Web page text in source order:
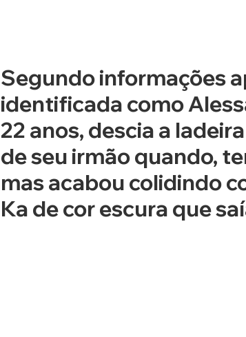
Segundo informações
identificada como
22 anos, descia a
de seu irmão quando,
mas acabou colidindo
Ka de cor escura que